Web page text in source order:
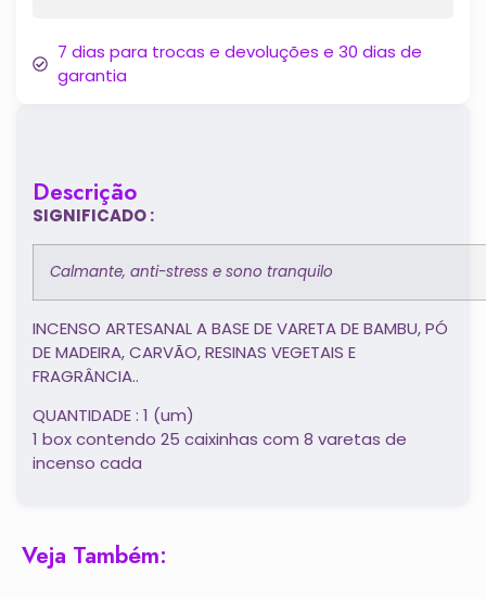
Descrição
SIGNIFICADO :
Calmante, anti-stress e sono tranquilo
INCENSO ARTESANAL A BASE DE VARETA DE BAMBU, PÓ
DE MADEIRA, CARVÃO, RESINAS VEGETAIS E
FRAGRÂNCIA..
QUANTIDADE : 1 (um)
1 box contendo 25 caixinhas com 8 varetas de
incenso cada
7 dias para trocas e devoluções e 30 dias de
garantia
Veja Também: